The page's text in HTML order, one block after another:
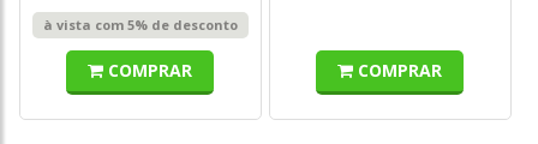
à vista com 5% de desconto
COMPRAR COMPRAR